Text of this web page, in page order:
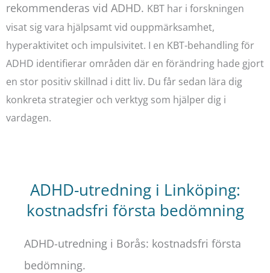
rekommenderas vid ADHD. KBT har i forskningen
visat sig vara hjälpsamt vid ouppmärksamhet,
hyperaktivitet och impulsivitet. I en KBT-behandling för
ADHD identifierar områden där en förändring hade gjort
en stor positiv skillnad i ditt liv. Du får sedan lära dig
konkreta strategier och verktyg som hjälper dig i
vardagen.
ADHD-utredning i Linköping:
kostnadsfri första bedömning
ADHD-utredning i Borås: kostnadsfri första
bedömning.